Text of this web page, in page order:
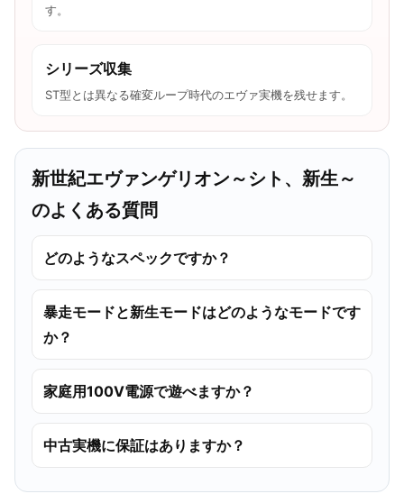
す。
シリーズ収集
ST型とは異なる確変ループ時代のエヴァ実機を残せます。
新世紀エヴァンゲリオン～シト、新生～
のよくある質問
どのようなスペックですか？
暴走モードと新生モードはどのようなモードです
か？
家庭用100V電源で遊べますか？
中古実機に保証はありますか？